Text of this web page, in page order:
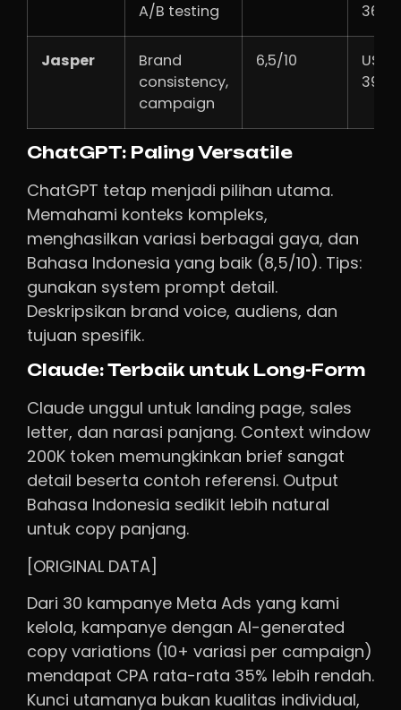
A/B testing 36/
Jasper
Brand
consistency,
campaign
6,5/10
USD
39/
ChatGPT: Paling Versatile
ChatGPT tetap menjadi pilihan utama.
Memahami konteks kompleks,
menghasilkan variasi berbagai gaya, dan
Bahasa Indonesia yang baik (8,5/10). Tips:
gunakan system prompt detail.
Deskripsikan brand voice, audiens, dan
tujuan spesifik.
Claude: Terbaik untuk Long-Form
Claude unggul untuk landing page, sales
letter, dan narasi panjang. Context window
200K token memungkinkan brief sangat
detail beserta contoh referensi. Output
Bahasa Indonesia sedikit lebih natural
untuk copy panjang.
[ORIGINAL DATA]
Dari 30 kampanye Meta Ads yang kami
kelola, kampanye dengan AI-generated
copy variations (10+ variasi per campaign)
mendapat CPA rata-rata 35% lebih rendah.
Kunci utamanya bukan kualitas individual,